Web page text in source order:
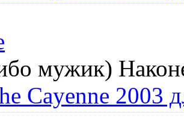
мужик)
Cayenne 2003